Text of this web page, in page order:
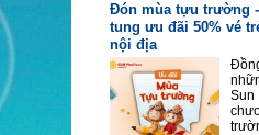
Đón mùa tựu trường
tung ưu đãi 50% vé
nội địa
Sun